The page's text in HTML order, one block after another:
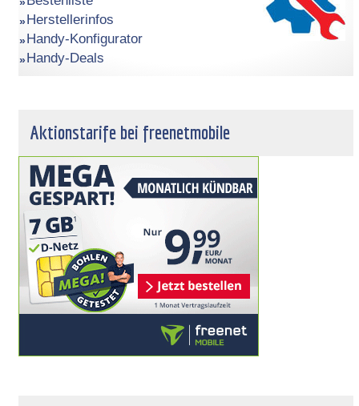
Herstellerinfos
Handy-Konfigurator
Handy-Deals
Aktionstarife bei freenetmobile